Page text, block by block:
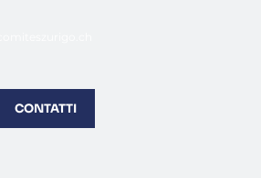
CONTATTI